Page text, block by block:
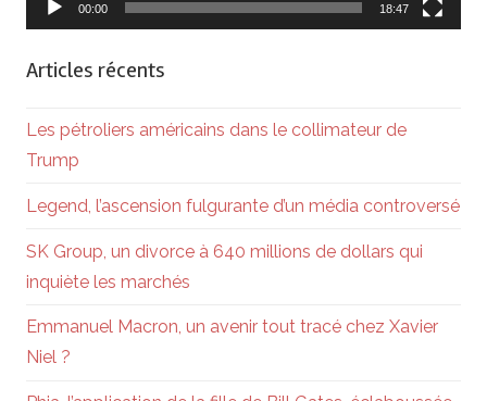
00:00 18:47
Articles récents
Les pétroliers américains dans le collimateur de
Trump
Legend, l’ascension fulgurante d’un média controversé
SK Group, un divorce à 640 millions de dollars qui
inquiète les marchés
Emmanuel Macron, un avenir tout tracé chez Xavier
Niel ?